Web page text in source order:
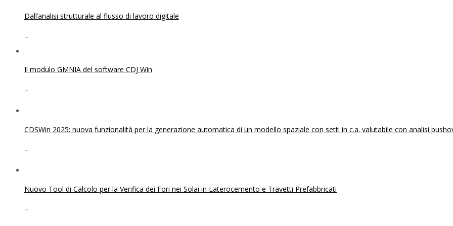
Dall’analisi strutturale al flusso di lavoro digitale
...
Il modulo GMNIA del software CDJ Win
...
CDSWin 2025: nuova funzionalità per la generazione automatica di un modello spaziale con setti in c.a. valutabile con analisi
...
Nuovo Tool di Calcolo per la Verifica dei Fori nei Solai in Laterocemento e Travetti Prefabbricati
...